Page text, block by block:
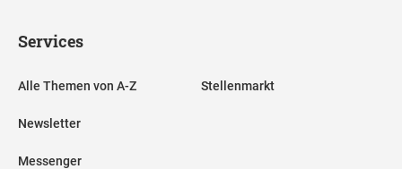
Services
Alle Themen von A-Z
Newsletter
Messenger
Stellenmarkt